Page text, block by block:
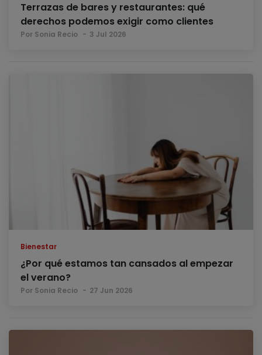
Terrazas de bares y restaurantes: qué
derechos podemos exigir como clientes
Por Sonia Recio 3 Jul 2026
Bienestar
¿Por qué estamos tan cansados al empezar
el verano?
Por Sonia Recio 27 Jun 2026